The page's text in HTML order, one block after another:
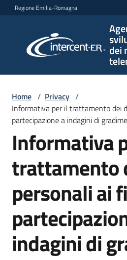
Vai al contenuto
Vai alla navigazione
Vai al footer
Regione Emilia-Romagna
dei
per lo
sviluppo
telematici
L'Agenzia
e
strumenti
di
acquisto
Home / Privacy /
Informativa per il trattamento dei
partecipazione a indagini di
Informativa
trattamento
personali ai
indagini di